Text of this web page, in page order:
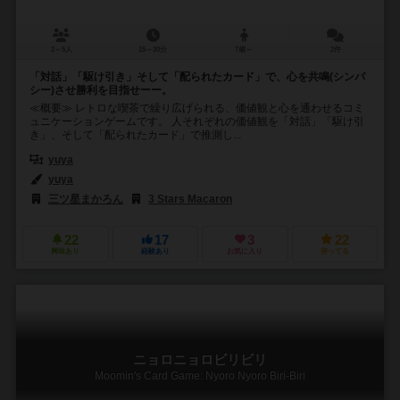
「対話」「駆け引き」そして「配られたカード」で、心を共鳴(シンパ
シー)させ勝利を目指せーー。
≪概要≫ レトロな喫茶で繰り広げられる、価値観と心を通わせるコミ
ュニケーションゲームです。 人それぞれの価値観を「対話」「駆け引
き」、そして「配られたカード」で推測し...
yuya
yuya
三ツ星まかろん
3 Stars Macaron
22
興味あり
17
経験あり
3
お気に入り
22
持ってる
ニョロニョロビリビリ
Moomin's Card Game: Nyoro Nyoro Biri-Biri